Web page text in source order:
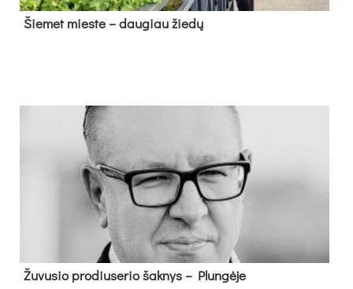
Šie­met mies­te – dau­giau žie­dų
Žu­vu­sio pro­diu­se­rio šak­nys – Plun­gė­je